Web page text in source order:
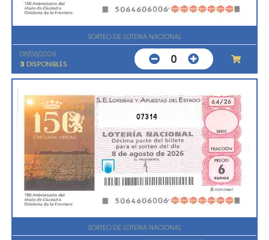
SORTEO DE LOTERIA NACIONAL
08/08/2026
3 DISPONIBLES 0
07314
SORTEO DE LOTERIA NACIONAL